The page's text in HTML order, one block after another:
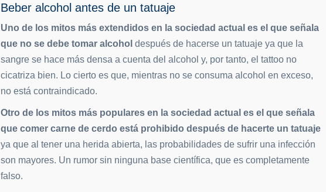
Beber alcohol antes de un tatuaje
Uno de los mitos más extendidos en la sociedad actual es el que señala
que no se debe tomar alcohol después de hacerse un tatuaje ya que la
sangre se hace más densa a cuenta del alcohol y, por tanto, el tattoo no
cicatriza bien. Lo cierto es que, mientras no se consuma alcohol en exceso,
no está contraindicado.
Otro de los mitos más populares en la sociedad actual es el que señala
que comer carne de cerdo está prohibido después de hacerte un tatuaje
ya que al tener una herida abierta, las probabilidades de sufrir una infección
son mayores. Un rumor sin ninguna base científica, que es completamente
falso.